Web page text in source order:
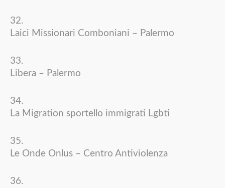
Laici Missionari Comboniani – Palermo
Libera – Palermo
La Migration sportello immigrati Lgbti
Le Onde Onlus – Centro Antiviolenza